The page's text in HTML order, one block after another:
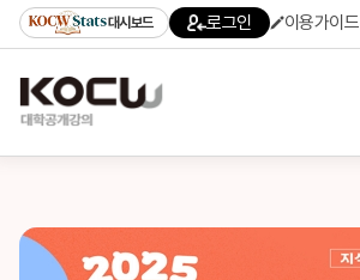
대시보드 로그인 이용가이드